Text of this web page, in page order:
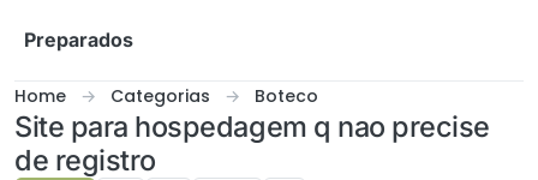
Preparados
Home Categorias Boteco
Site para hospedagem q nao precise
de registro